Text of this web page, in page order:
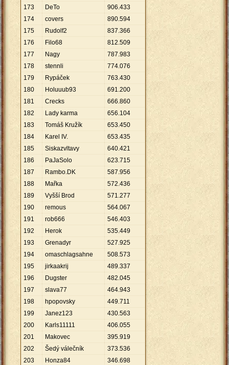
173
DeTo 906.433
174
covers 890.594
175
Rudolf2 837.366
176
Filo68 812.509
177
Nagy 787.983
178
stennli 774.076
179
Rypáček 763.430
180
Holuuub93 691.200
181
Crecks 666.860
182
Lady karma 656.104
183
Tomáš Kružík 653.450
184
Karel IV. 653.435
185
Siskazvltavy 640.421
186
PaJaSolo 623.715
187
Rambo.DK 587.956
188
Mařka 572.436
189
Vyšší Brod 571.277
190
remous 564.067
191
rob666 546.403
192
Herok 535.449
193
Grenadyr 527.925
194
omaschlagsahne 508.573
195
jirkaakrij 489.337
196
Dugster 482.045
197
slava77 464.943
198
hpopovsky 449.711
199
Janez123 430.563
200
Karls11111 406.055
201
Makovec 395.919
202
Šedý válečník 373.536
203
Honza84 346.698